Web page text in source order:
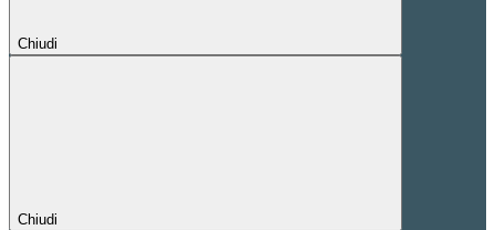
Chiudi
Chiudi